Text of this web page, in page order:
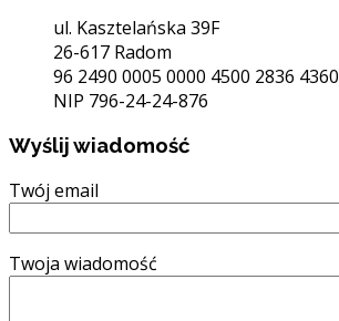
ul. Kasztelańska 39F
26-617 Radom
96 2490 0005 0000 4500 2836 4360
NIP 796-24-24-876
Wyślij wiadomość
Twój email
Twoja wiadomość